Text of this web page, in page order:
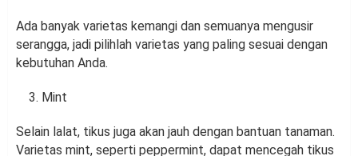
Ada banyak varietas kemangi dan semuanya mengusir
serangga, jadi pilihlah varietas yang paling sesuai dengan
kebutuhan Anda.
Mint
Selain lalat, tikus juga akan jauh dengan bantuan tanaman.
Varietas mint, seperti peppermint, dapat mencegah tikus